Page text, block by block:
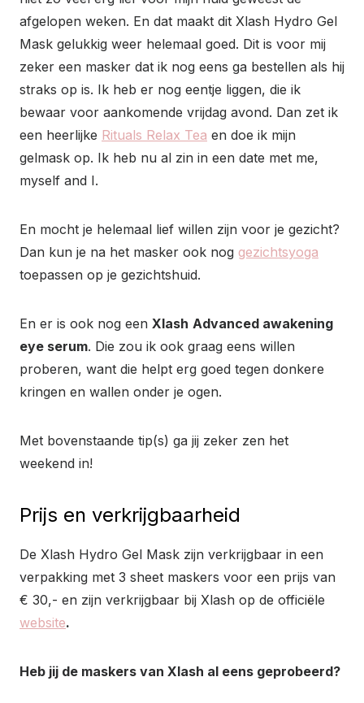
afgelopen weken. En dat maakt dit Xlash Hydro Gel
Mask gelukkig weer helemaal goed. Dit is voor mij
zeker een masker dat ik nog eens ga bestellen als hij
straks op is. Ik heb er nog eentje liggen, die ik
bewaar voor aankomende vrijdag avond. Dan zet ik
een heerlijke Rituals Relax Tea en doe ik mijn
gelmask op. Ik heb nu al zin in een date met me,
myself and I.
En mocht je helemaal lief willen zijn voor je gezicht?
Dan kun je na het masker ook nog gezichtsyoga
toepassen op je gezichtshuid.
En er is ook nog een Xlash Advanced awakening
eye serum. Die zou ik ook graag eens willen
proberen, want die helpt erg goed tegen donkere
kringen en wallen onder je ogen.
Met bovenstaande tip(s) ga jij zeker zen het
weekend in!
Prijs en verkrijgbaarheid
De Xlash Hydro Gel Mask zijn verkrijgbaar in een
verpakking met 3 sheet maskers voor een prijs van
€ 30,- en zijn verkrijgbaar bij Xlash op de officiële
website.
Heb jij de maskers van Xlash al eens geprobeerd?